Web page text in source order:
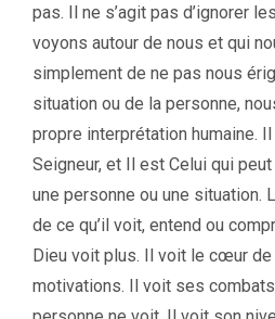
pas. Il ne s’agit pas d’ignorer
voyons autour de nous et qui
simplement de ne pas nous
situation ou de la personne,
propre interprétation humaine. Il
Seigneur, et Il est Celui qui
une personne ou une situation.
de ce qu’il voit, entend ou
Dieu voit plus. Il voit le cœur
motivations. Il voit ses